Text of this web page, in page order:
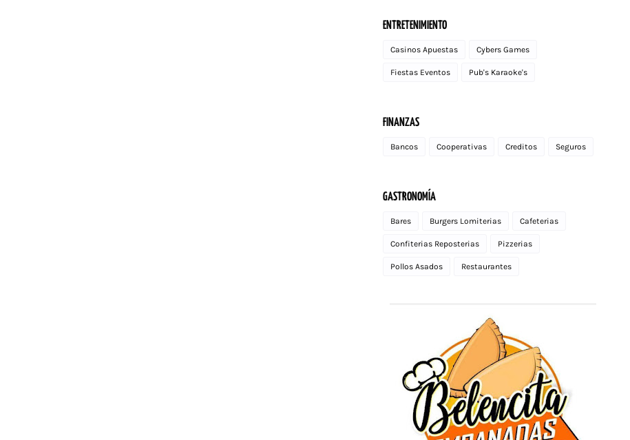
ENTRETENIMIENTO
Casinos Apuestas Cybers Games
Fiestas Eventos Pub's Karaoke's
FINANZAS
Bancos Cooperativas Creditos Seguros
GASTRONOMÍA
Bares Burgers Lomiterias Cafeterias
Confiterias Reposterias Pizzerias
Pollos Asados Restaurantes